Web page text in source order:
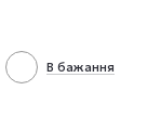
В бажання